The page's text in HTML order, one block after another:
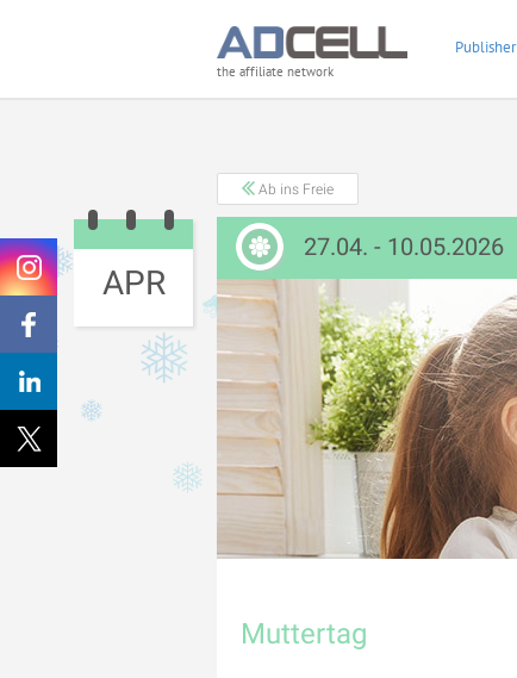
the affiliate network
Publisher
APR
Ab ins Freie
27.04. - 10.05.2026
Muttertag